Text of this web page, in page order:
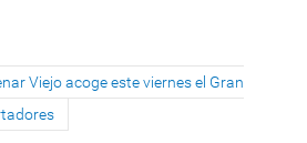
Viejo acoge este viernes el Gran